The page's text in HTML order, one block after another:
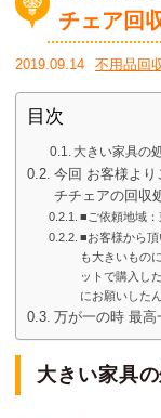
チェア回
2019.09.14 不用品回
目次
大きい家具の
今回 お客様より
チチェアの回収
■ご依頼地域
■お客様から
も大きいもの
ットで購入し
にお願いした
万が一の時 最
大きい家具